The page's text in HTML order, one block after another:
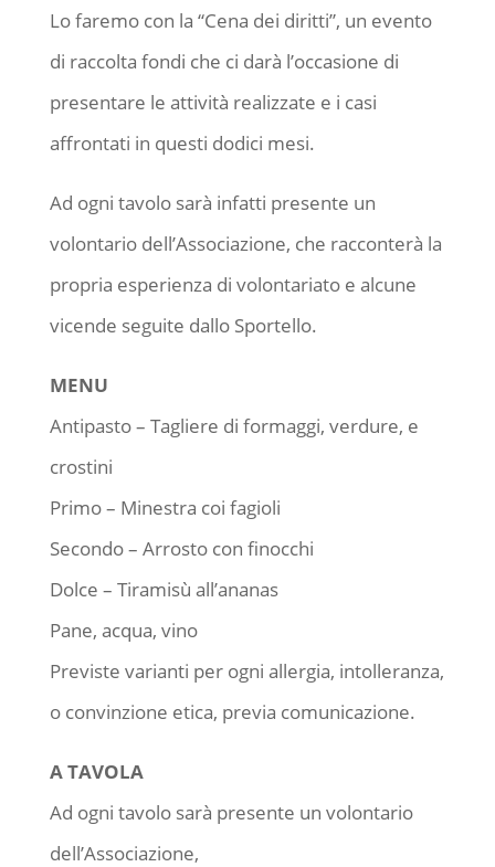
Lo faremo con la “Cena dei diritti”, un evento
di raccolta fondi che ci darà l’occasione di
presentare le attività realizzate e i casi
affrontati in questi dodici mesi.
Ad ogni tavolo sarà infatti presente un
volontario dell’Associazione, che racconterà la
propria esperienza di volontariato e alcune
vicende seguite dallo Sportello.
MENU
Antipasto – Tagliere di formaggi, verdure, e
crostini
Primo – Minestra coi fagioli
Secondo – Arrosto con finocchi
Dolce – Tiramisù all’ananas
Pane, acqua, vino
Previste varianti per ogni allergia, intolleranza,
o convinzione etica, previa comunicazione.
A TAVOLA
Ad ogni tavolo sarà presente un volontario
dell’Associazione,